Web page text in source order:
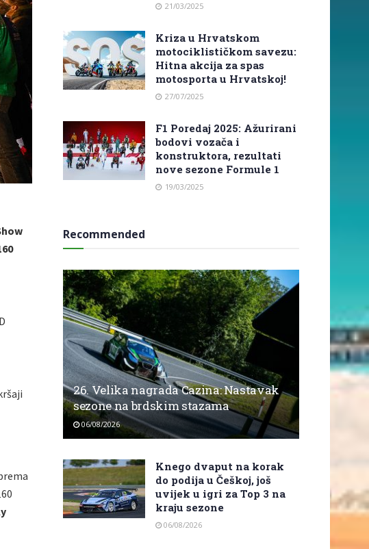
21/03/2025
Kriza u Hrvatskom
motociklističkom savezu:
Hitna akcija za spas
motosporta u Hrvatskoj!
27/07/2025
F1 Poredaj 2025: Ažurirani
bodovi vozača i
konstruktora, rezultati
nove sezone Formule 1
19/03/2025
Recommended
26. Velika nagrada Cazina: Nastavak
sezone na brdskim stazama
06/08/2026
Knego dvaput na korak
do podija u Češkoj, još
uvijek u igri za Top 3 na
kraju sezone
06/08/2026